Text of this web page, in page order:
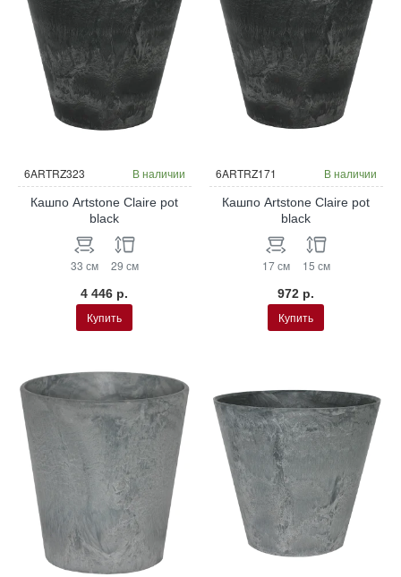
6ARTRZ323 В наличии
Кашпо Artstone Claire pot
black
33 см 29 см
4 446 р.
Купить
6ARTRZ171 В наличии
Кашпо Artstone Claire pot
black
17 см 15 см
972 р.
Купить